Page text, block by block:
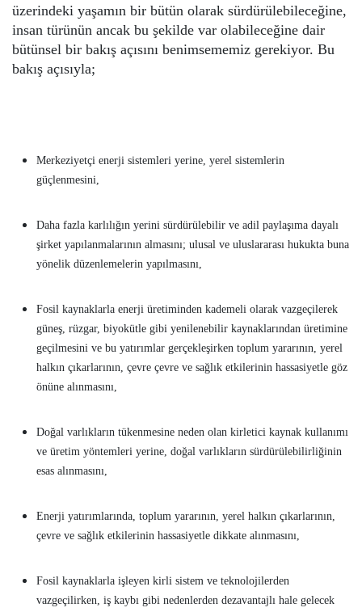
üzerindeki yaşamın bir bütün olarak sürdürülebileceğine,
insan türünün ancak bu şekilde var olabileceğine dair
bütünsel bir bakış açısını benimsememiz gerekiyor. Bu
bakış açısıyla;
Merkeziyetçi enerji sistemleri yerine, yerel sistemlerin
güçlenmesini,
Daha fazla karlılığın yerini sürdürülebilir ve adil paylaşıma dayalı
şirket yapılanmalarının almasını; ulusal ve uluslararası hukukta buna
yönelik düzenlemelerin yapılmasını,
Fosil kaynaklarla enerji üretiminden kademeli olarak vazgeçilerek
güneş, rüzgar, biyokütle gibi yenilenebilir kaynaklarından üretimine
geçilmesini ve bu yatırımlar gerçekleşirken toplum yararının, yerel
halkın çıkarlarının, çevre çevre ve sağlık etkilerinin hassasiyetle göz
önüne alınmasını,
Doğal varlıkların tükenmesine neden olan kirletici kaynak kullanımı
ve üretim yöntemleri yerine, doğal varlıkların sürdürülebilirliğinin
esas alınmasını,
Enerji yatırımlarında, toplum yararının, yerel halkın çıkarlarının,
çevre ve sağlık etkilerinin hassasiyetle dikkate alınmasını,
Fosil kaynaklarla işleyen kirli sistem ve teknolojilerden
vazgeçilirken, iş kaybı gibi nedenlerden dezavantajlı hale gelecek